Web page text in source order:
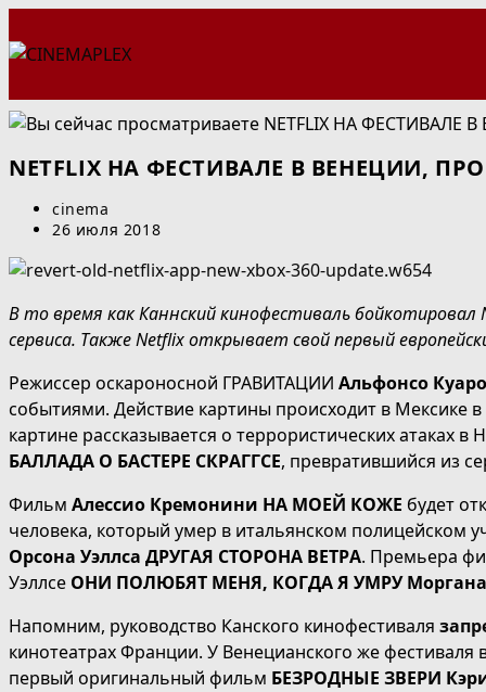
к
NETFLIX НА ФЕСТИВАЛЕ В ВЕНЕЦИИ,
Автор
записи:
cinema
Запись
26 июля 2018
В то время как Каннский кинофестиваль
сервиса. Также Netflix открывает свой первый
Режиссер оскароносной ГРАВИТАЦИИ Альфонсо
событиями. Действие картины происходит в Мексике
картине рассказывается о террористических атаках
БАЛЛАДА О БАСТЕРЕ СКРАГГСЕ, превратившийся из
Фильм Алессио Кремонини НА МОЕЙ КОЖЕ будет
человека, который умер в итальянском полицейском
Орсона Уэллса ДРУГАЯ СТОРОНА ВЕТРА. Премьера
Уэллсе ОНИ ПОЛЮБЯТ МЕНЯ, КОГДА Я УМРУ
Напомним, руководство Канского кинофестиваля
кинотеатрах Франции. У Венецианского же
первый оригинальный фильм БЕЗРОДНЫЕ ЗВЕРИ